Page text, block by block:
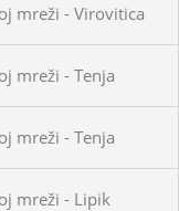
mreži - Virovitica
mreži - Tenja
mreži - Tenja
mreži - Lipik